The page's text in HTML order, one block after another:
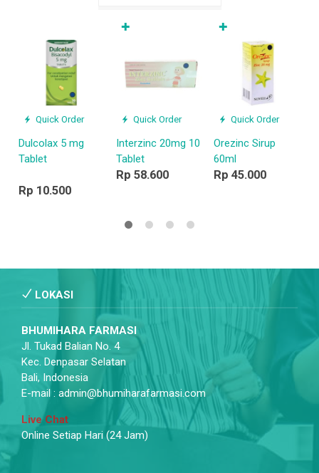
Quick Order
Dulcolax 5 mg
Tablet
Rp 10.500
Quick Order
Interzinc 20mg 10
Tablet
Rp 58.600
✚
Quick Order
Orezinc Sirup
60ml
Rp 45.000
✚
LOKASI
BHUMIHARA FARMASI
Jl. Tukad Balian No. 4
Kec. Denpasar Selatan
Bali, Indonesia
E-mail : admin@bhumiharafarmasi.com
Live Chat
Online Setiap Hari (24 Jam)